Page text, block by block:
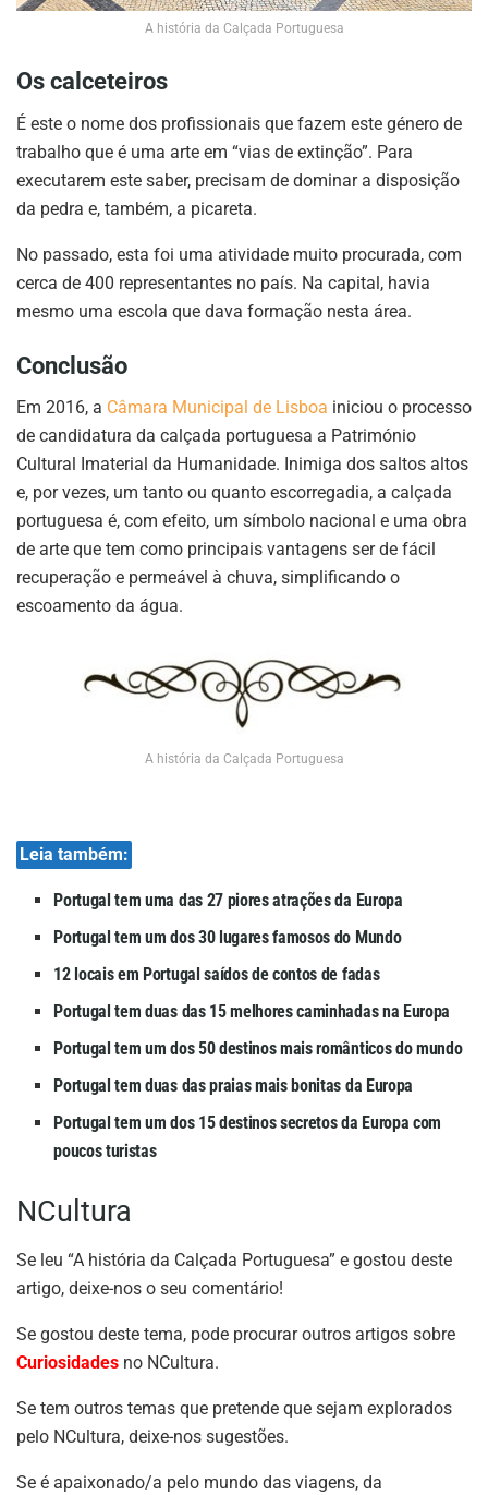
A história da Calçada Portuguesa
Os calceteiros
É este o nome dos profissionais que fazem este género de
trabalho que é uma arte em “vias de extinção”. Para
executarem este saber, precisam de dominar a disposição
da pedra e, também, a picareta.
No passado, esta foi uma atividade muito procurada, com
cerca de 400 representantes no país. Na capital, havia
mesmo uma escola que dava formação nesta área.
Conclusão
Em 2016, a Câmara Municipal de Lisboa iniciou o processo
de candidatura da calçada portuguesa a Património
Cultural Imaterial da Humanidade. Inimiga dos saltos altos
e, por vezes, um tanto ou quanto escorregadia, a calçada
portuguesa é, com efeito, um símbolo nacional e uma obra
de arte que tem como principais vantagens ser de fácil
recuperação e permeável à chuva, simplificando o
escoamento da água.
A história da Calçada Portuguesa
Leia também:
Portugal tem uma das 27 piores atrações da Europa
Portugal tem um dos 30 lugares famosos do Mundo
12 locais em Portugal saídos de contos de fadas
Portugal tem duas das 15 melhores caminhadas na Europa
Portugal tem um dos 50 destinos mais românticos do mundo
Portugal tem duas das praias mais bonitas da Europa
Portugal tem um dos 15 destinos secretos da Europa com
poucos turistas
NCultura
Se leu “A história da Calçada Portuguesa” e gostou deste
artigo, deixe-nos o seu comentário!
Se gostou deste tema, pode procurar outros artigos sobre
Curiosidades no NCultura.
Se tem outros temas que pretende que sejam explorados
pelo NCultura, deixe-nos sugestões.
Se é apaixonado/a pelo mundo das viagens, da